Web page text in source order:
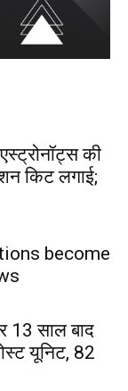
की
किट लगाई;
become
13 साल बाद
यूनिट, 82